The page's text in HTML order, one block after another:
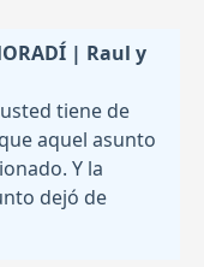
| Raul y
tiene de
aquel asunto
Y la
dejó de